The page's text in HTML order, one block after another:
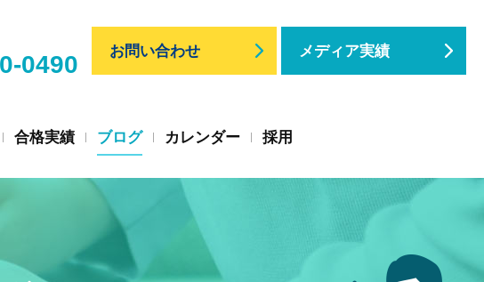
合格実績 ブログ カレンダー 採用
0490 お問い合わせ メディア実績